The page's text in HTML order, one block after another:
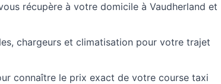
récupère à votre domicile à Vaudherland et
chargeurs et climatisation pour votre trajet
connaître le prix exact de votre course taxi